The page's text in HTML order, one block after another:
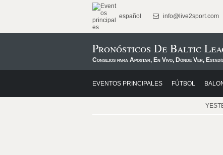
español info@live2sport.com
Pronósticos De Baltic
Consejos para Apostar, En Vivo, Dónde Ver,
EVENTOS PRINCIPALES FÚTBOL